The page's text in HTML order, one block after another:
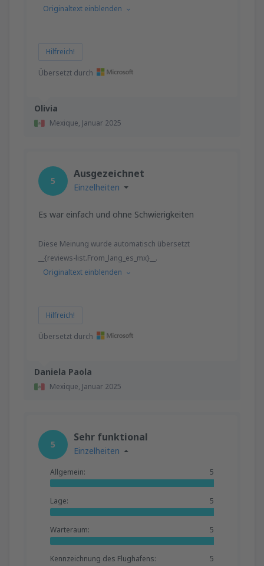
Olivia
Mexique, Januar 2025
Originaltext einblenden
Hilfreich!
Übersetzt durch
Daniela Paola
Mexique, Januar 2025
5
Ausgezeichnet
Einzelheiten
Es war einfach und ohne Schwierigkeiten
Diese Meinung wurde automatisch übersetzt
__{reviews-list.From_lang_es_mx}__.
Originaltext einblenden
Hilfreich!
Übersetzt durch
5
Sehr funktional
Einzelheiten
Allgemein: 5
Lage: 5
Warteraum: 5
Kennzeichnung des Flughafens: 5